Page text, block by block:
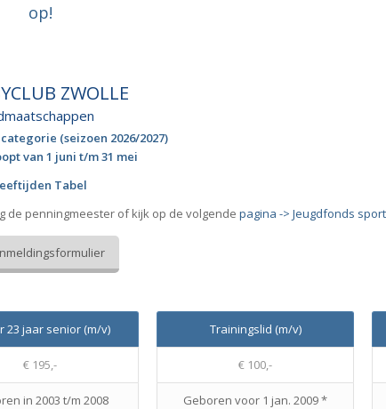
op!
ZWOLLE
(seizoen 2026/2027)
van 1 juni t/m 31 mei
Tabel
penningmeester of kijk op de volgende pagina -> Jeugdfonds sport
23 jaar senior (m/v)
€ 195,-
in 2003 t/m 2008
Trainingslid (m/v)
€ 100,-
Geboren voor 1 jan. 2009 *